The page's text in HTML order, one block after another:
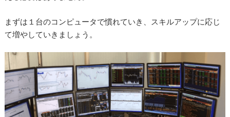
まずは１台のコンピュータで慣れていき、スキルアップに応じ
て増やしていきましょう。